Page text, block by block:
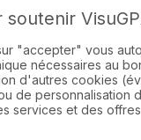
soutenir
"accepter" vous
nécessaires au
d'autres cookies
de personnalisation
services et des